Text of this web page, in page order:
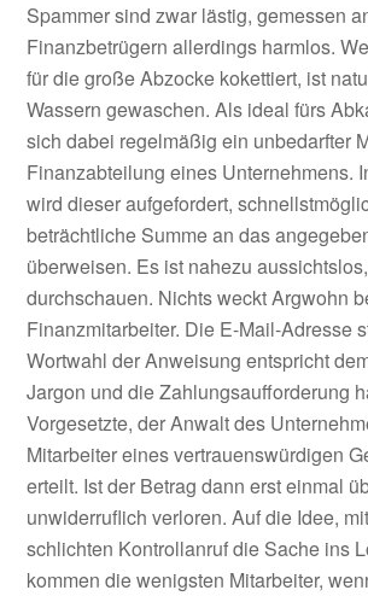
Spammer sind zwar lästig, gemessen
Finanzbetrügern allerdings harmlos.
für die große Abzocke kokettiert, ist
Wassern gewaschen. Als ideal fürs
sich dabei regelmäßig ein unbedarfter
Finanzabteilung eines Unternehmens.
wird dieser aufgefordert,
beträchtliche Summe an das
überweisen. Es ist nahezu
durchschauen. Nichts weckt Argwohn
Finanzmitarbeiter. Die E-Mail-Adresse
Wortwahl der Anweisung entspricht
Jargon und die Zahlungsaufforderung
Vorgesetzte, der Anwalt des
Mitarbeiter eines vertrauenswürdigen
erteilt. Ist der Betrag dann erst einmal
unwiderruflich verloren. Auf die Idee,
schlichten Kontrollanruf die Sache ins
kommen die wenigsten Mitarbeiter,